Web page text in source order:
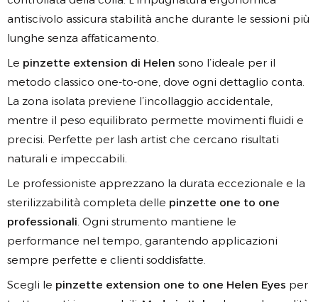
antiscivolo assicura stabilità anche durante le sessioni più
lunghe senza affaticamento.
Le pinzette extension di Helen sono l’ideale per il
metodo classico one-to-one, dove ogni dettaglio conta.
La zona isolata previene l’incollaggio accidentale,
mentre il peso equilibrato permette movimenti fluidi e
precisi. Perfette per lash artist che cercano risultati
naturali e impeccabili.
Le professioniste apprezzano la durata eccezionale e la
sterilizzabilità completa delle pinzette one to one
professionali. Ogni strumento mantiene le
performance nel tempo, garantendo applicazioni
sempre perfette e clienti soddisfatte.
Scegli le pinzette extension one to one Helen Eyes per